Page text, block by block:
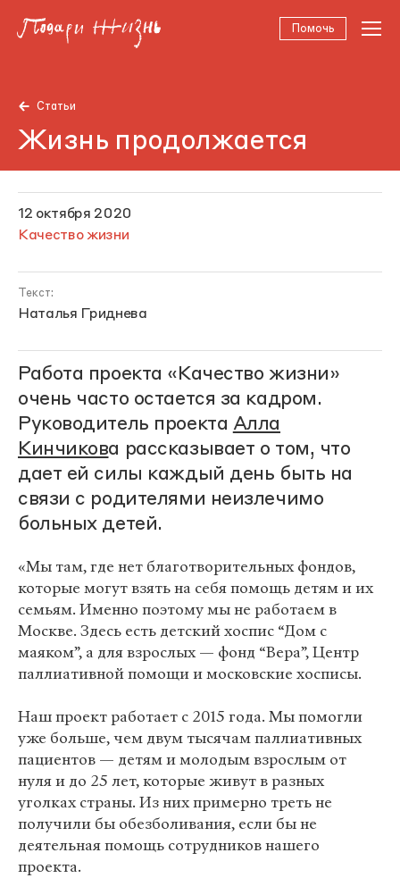
Помочь
Статьи
Жизнь продолжается
12 октября 2020
Качество жизни
Текст:
Наталья Гриднева
Работа проекта «Качество жизни»
очень часто остается за кадром.
Руководитель проекта Алла
Кинчикова рассказывает о том, что
дает ей силы каждый день быть на
связи с родителями неизлечимо
больных детей.
«Мы там, где нет благотворительных фондов,
которые могут взять на себя помощь детям и их
семьям. Именно поэтому мы не работаем в
Москве. Здесь есть детский хоспис “Дом с
маяком”, а для взрослых — фонд “Вера”, Центр
паллиативной помощи и московские хосписы.
Наш проект работает с 2015 года. Мы помогли
уже больше, чем двум тысячам паллиативных
пациентов — детям и молодым взрослым от
нуля и до 25 лет, которые живут в разных
уголках страны. Из них примерно треть не
получили бы обезболивания, если бы не
деятельная помощь сотрудников нашего
проекта.